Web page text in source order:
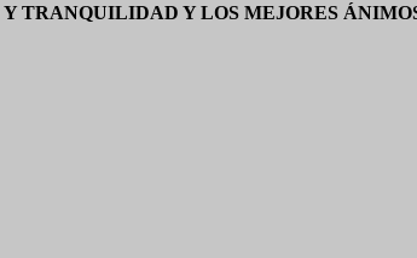
Y TRANQUILIDAD Y LOS MEJORES